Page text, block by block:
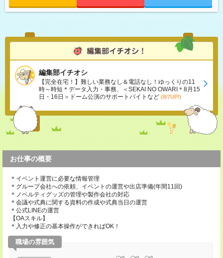
編集部イチオシ
【完全在宅！】難しい業務なし＆電話なし！ゆっくりの11
時～時短＊データ入力・事務、＜SEKAI NO OWARI＊8月15
日・16日＞ドーム公演のサポートバイトなど (8/7UP!)
お仕事の概要
＊イベント運営に必要な情報管理
＊グループ会社への依頼、イベントの運営や出店準備(年間11回)
＊ノベルティグッズの管理や製作会社の対応
＊会議や式典に関する資料の作成や式典当日の運営
＊公式LINEの運営
【OAスキル】
＊入力や修正の基本操作ができればOK！
職場の雰囲気